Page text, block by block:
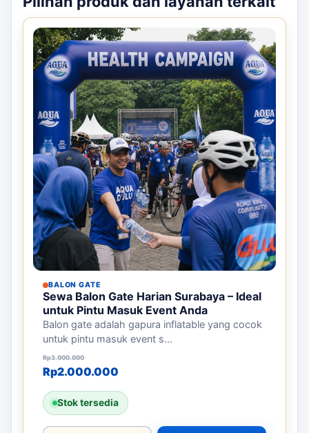
BALON GATE
Sewa Balon Gate Harian Surabaya – Ideal
untuk Pintu Masuk Event Anda
Balon gate adalah gapura inflatable yang cocok
untuk pintu masuk event s...
Rp3.000.000
Harga aslinya adalah: Rp3.000.000.
Rp2.000.000
Harga saat ini adalah: Rp2.000.000.
Stok tersedia